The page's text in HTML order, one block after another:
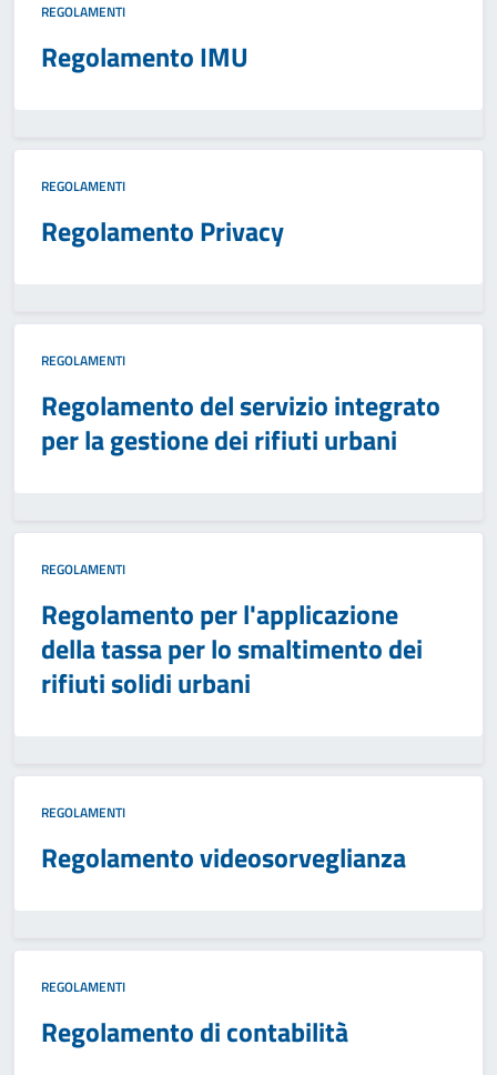
REGOLAMENTI
Regolamento IMU
REGOLAMENTI
Regolamento Privacy
REGOLAMENTI
Regolamento del servizio integrato
per la gestione dei rifiuti urbani
REGOLAMENTI
Regolamento per l'applicazione
della tassa per lo smaltimento dei
rifiuti solidi urbani
REGOLAMENTI
Regolamento videosorveglianza
REGOLAMENTI
Regolamento di contabilità